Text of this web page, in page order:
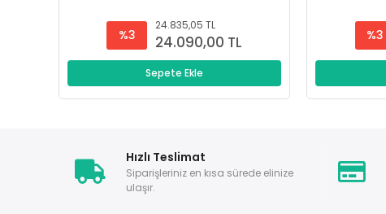
%3
24.835,05 TL
24.090,00 TL
Sepete Ekle
%3
Hızlı Teslimat
Siparişleriniz en kısa sürede elinize
ulaşır.